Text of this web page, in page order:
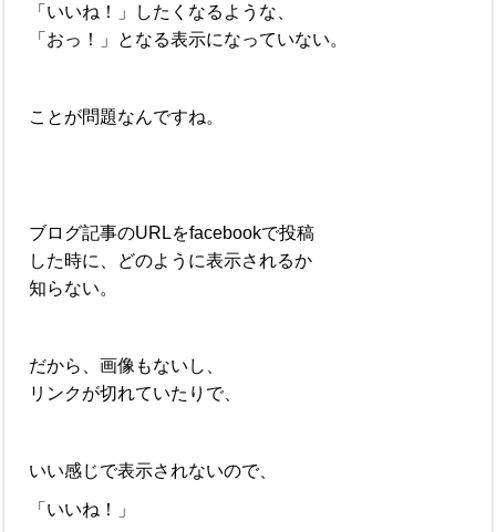
「いいね！」したくなるような、
「おっ！」となる表示になっていない。
ことが問題なんですね。
ブログ記事のURLをfacebookで投稿
した時に、どのように表示されるか
知らない。
だから、画像もないし、
リンクが切れていたりで、
いい感じで表示されないので、
「いいね！」